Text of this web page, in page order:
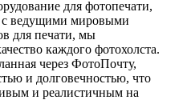
для фотопечати,
с ведущими мировыми
для печати, мы
каждого фотохолста.
через ФотоПочту,
и долговечностью, что
и реалистичным на